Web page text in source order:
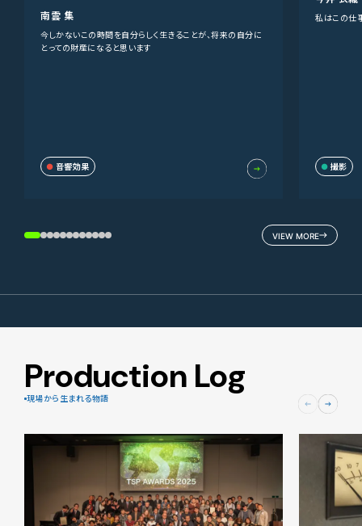
南雲 集
今しかないこの時間を自分らしく生きることが、将来の自分に
とっての財産になると思います
音響効果
私はこの仕
撮影
VIEW MORE
Production Log
現場から生まれる物語